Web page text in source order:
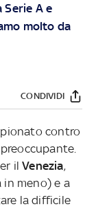
Serie A e
molto da
CONDIVIDI
contro
ilVenezia,
meno) e a
la difficile